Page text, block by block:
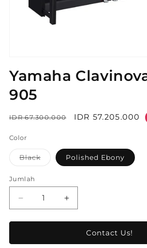
1
di
modal
Yamaha
905
Harga
IDR 67.300.000
Harga
IDR 57.205.000
Color
Black
Varian
habis
atau
tersedia
Polished Ebony
Jumlah
Kurangi
jumlah
untuk
Clavinova
Tambah
jumlah
untuk
Yamaha
Clavinova
Contact Us!